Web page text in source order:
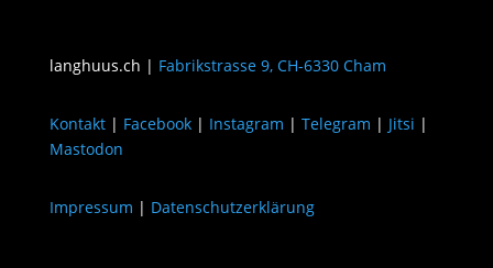
langhuus.ch | Fabrikstrasse 9, CH-6330 Cham
Kontakt| Facebook| Instagram | Telegram | Jitsi |
Mastodon
Impressum | Datenschutzerklärung